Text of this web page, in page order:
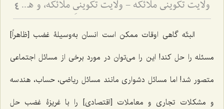
ولایت تکوینی ملائکه - ولایت تکوینیِ ملائکه، و همانندیِ انسان و جن و شیطان با ملائکه، در استفاده از اسماء و صفات الهی 4
البتّه گاهی اوقات ممکن است انسان به‌وسیلۀ غضب [ظاهراً]
مسئله را حل کند! این را می‌توان در مورد برخی از مسائل اجتماعی
متصور شد! اما مسائل دشواری مانند مسائل ریاضی، حساب، هندسه
و مشکلات تجاری و معاملات [اقتصادی] را با غریزۀ غضب حل